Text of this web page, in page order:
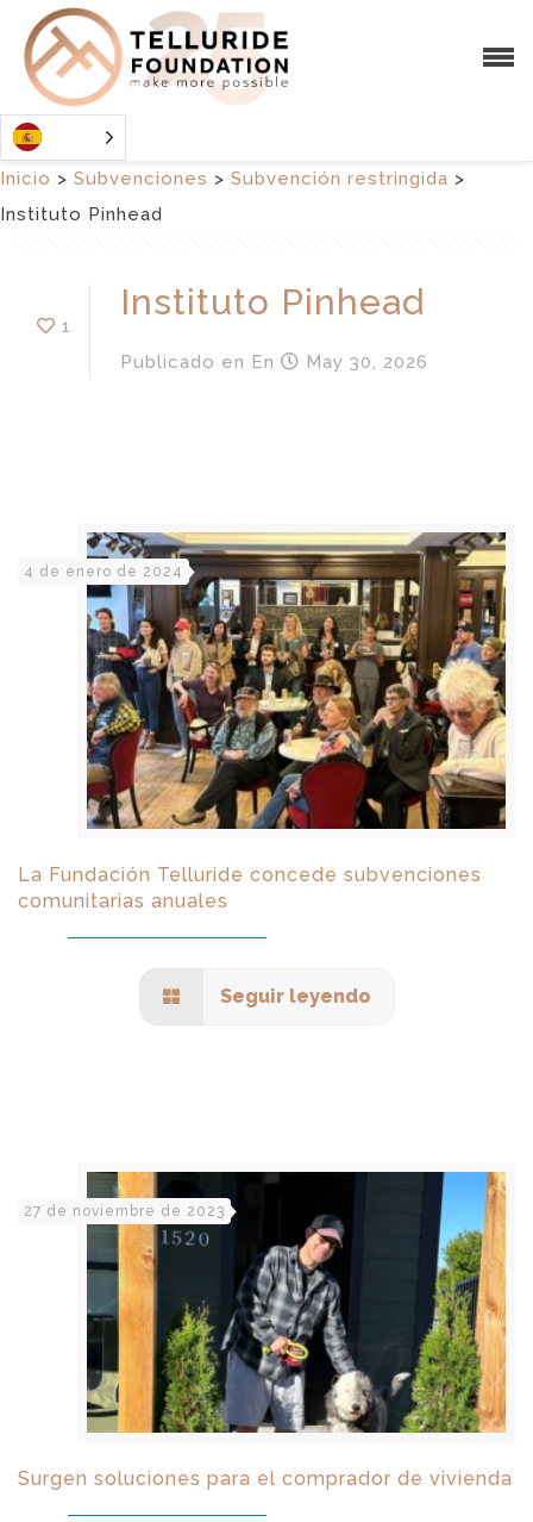
Inicio > Subvenciones > Subvención restringida >
Instituto Pinhead
1
Instituto Pinhead
Publicado en En May 30, 2026
4 de enero de 2024
La Fundación Telluride concede subvenciones
comunitarias anuales
Seguir leyendo
27 de noviembre de 2023
Surgen soluciones para el comprador de vivienda